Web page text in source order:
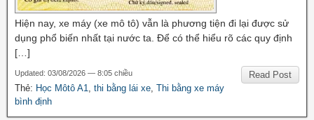
Hiện nay, xe máy (xe mô tô) vẫn là phương tiện đi lại được sử
dụng phổ biến nhất tại nước ta. Để có thể hiểu rõ các quy định
[…]
Read Post
Updated: 03/08/2026 — 8:05 chiều
Thẻ: Học Môtô A1 thi bằng lái xe Thi bằng xe máy
bình định